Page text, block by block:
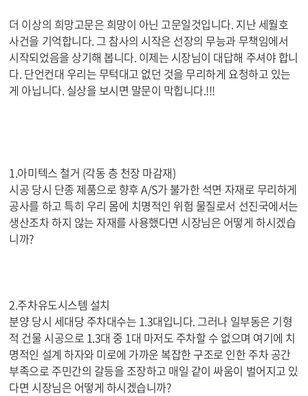
더 이상의 희망고문은 희망이 아닌 고문일것입니다. 지난 세월호
사건을 기억합니다. 그 참사의 시작은 선장의 무능과 무책임에서
시작되었음을 상기해 봅니다. 이제는 시장님이 대답해 주셔야 합니
다. 단언컨대 우리는 무턱대고 없던 것을 무리하게 요청하고 있는
게 아닙니다. 실상을 보시면 말문이 막힙니다.!!!
1.아미텍스 철거 (각동 층 천장 마감재)
시공 당시 단종 제품으로 향후 A/S가 불가한 석면 자재로 무리하게
공사를 하고 특히 우리 몸에 치명적인 위험 물질로서 선진국에서는
생산조차 하지 않는 자재를 사용했다면 시장님은 어떻게 하시겠습
니까?
2.주차유도시스템 설치
분양 당시 세대당 주차대수는 1.3대입니다. 그러나 일부동은 기형
적 건물 시공으로 1.3대 중 1대 마저도 주차할 수 없으며 여기에 치
명적인 설계 하자와 미로에 가까운 복잡한 구조로 인한 주차 공간
부족으로 주민간의 갈등을 조장하고 매일 같이 싸움이 벌어지고 있
다면 시장님은 어떻게 하시겠습니까?